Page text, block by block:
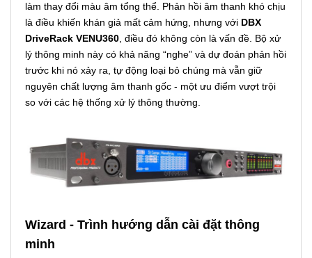
làm thay đổi màu âm tổng thể. Phản hồi âm thanh khó chịu
là điều khiến khán giả mất cảm hứng, nhưng với DBX
DriveRack VENU360, điều đó không còn là vấn đề. Bộ xử
lý thông minh này có khả năng “nghe” và dự đoán phản hồi
trước khi nó xảy ra, tự động loại bỏ chúng mà vẫn giữ
nguyên chất lượng âm thanh gốc - một ưu điểm vượt trội
so với các hệ thống xử lý thông thường.
Wizard - Trình hướng dẫn cài đặt thông
minh